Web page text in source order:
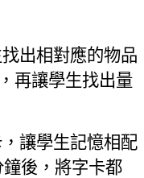
出相對應的物品
， 再讓學生找出量
， 讓學生記憶相配
鐘後 ， 將字卡都